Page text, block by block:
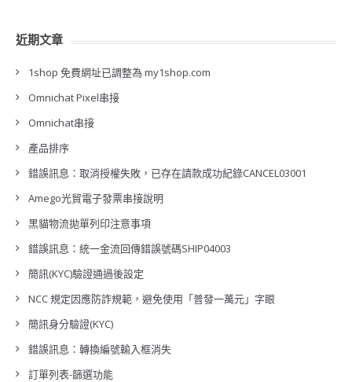
近期文章
1shop 免費網址已調整為 my1shop.com
Omnichat Pixel串接
Omnichat串接
產品排序
錯誤訊息：取消授權失敗，已存在請款成功紀錄CANCEL03001
Amego光貿電子發票串接說明
黑貓物流拋單列印注意事項
錯誤訊息：統一金流回傳錯誤號碼SHIP04003
簡訊(KYC)驗證通過後設定
NCC 規定因應防詐規範，避免使用「普發一萬元」字眼
簡訊身分驗證(KYC)
錯誤訊息：轉換編號輸入框消失
訂單列表-篩選功能